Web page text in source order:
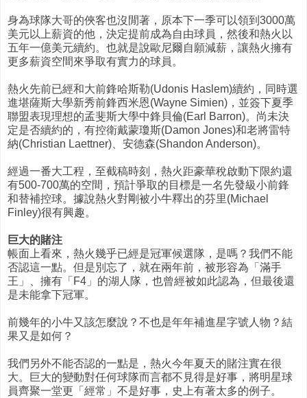
身為球隊大哥的俠客也沒閒著，原本下一季可以領到3000萬
美元以上薪資的他，決定提前成為自由球員，然後和熱火以
五年一億美元續約。也就是說歐尼爾自願減薪，讓熱火擁有
更多薪資空間來爭取有實力的球員。
熱火先前已經和大前鋒哈斯勒(Udonis Haslem)續約，同時選
進堪薩斯大學新秀前鋒西米恩(Wayne Simien)，並簽下夏季
聯盟表現理想的孟斐斯大學中鋒貝倫(Earl Barron)。尚未決
定是否續約的，有控衛戴蒙瓊斯(Damon Jones)和老將雷特
納(Christian Laettner)、安德森(Shandon Anderson)。
經過一番大工程，至截稿時刻，熱火距豪華稅啟動下限約還
有500-700萬的空間，預計爭取的目標是一名先發級小前鋒
和替補控球。據說熱火對剛被小牛釋出的芬里(Michael
Finley)很有興趣。
巨大的賭注
帳面上看來，熱火幾乎已經是冠軍候選隊，是嗎？我們不能
否認這一點。但是別忘了，就在兩年前，被形容為「滿手
王」、擁有「F4」的湖人隊，也曾經被如此認為，但最後還
是未能拿下冠軍。
前幾年的小牛又該怎麼說？不也是年年補進星字號人物？結
果又是如何？
我們另外不能否認的一點是，熱火今年夏天的賭注實在很
大。巨大的變動對任何球隊而言都不見得是好事，將明星球
員齊聚一堂更「經常」不是好事，史上有著太多的例子。